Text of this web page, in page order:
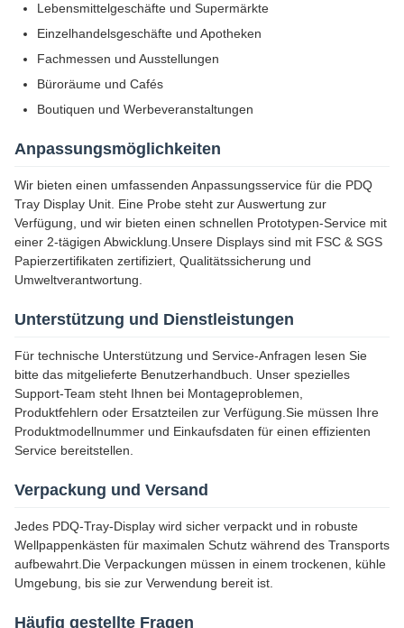
Lebensmittelgeschäfte und Supermärkte
Einzelhandelsgeschäfte und Apotheken
Fachmessen und Ausstellungen
Büroräume und Cafés
Boutiquen und Werbeveranstaltungen
Anpassungsmöglichkeiten
Wir bieten einen umfassenden Anpassungsservice für die PDQ
Tray Display Unit. Eine Probe steht zur Auswertung zur
Verfügung, und wir bieten einen schnellen Prototypen-Service mit
einer 2-tägigen Abwicklung.Unsere Displays sind mit FSC & SGS
Papierzertifikaten zertifiziert, Qualitätssicherung und
Umweltverantwortung.
Unterstützung und Dienstleistungen
Für technische Unterstützung und Service-Anfragen lesen Sie
bitte das mitgelieferte Benutzerhandbuch. Unser spezielles
Support-Team steht Ihnen bei Montageproblemen,
Produktfehlern oder Ersatzteilen zur Verfügung.Sie müssen Ihre
Produktmodellnummer und Einkaufsdaten für einen effizienten
Service bereitstellen.
Verpackung und Versand
Jedes PDQ-Tray-Display wird sicher verpackt und in robuste
Wellpappenkästen für maximalen Schutz während des Transports
aufbewahrt.Die Verpackungen müssen in einem trockenen, kühle
Umgebung, bis sie zur Verwendung bereit ist.
Häufig gestellte Fragen